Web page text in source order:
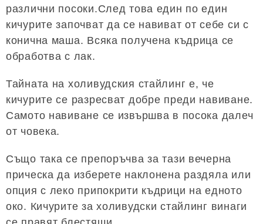
различни посоки.След това един по един
кичурите започват да се навиват от себе си с
конична маша. Всяка получена къдрица се
обработва с лак.
Тайната на холивудския стайлинг е, че
кичурите се разресват добре преди навиване.
Самото навиване се извършва в посока далеч
от човека.
Също така се препоръчва за тази вечерна
прическа да изберете наклонена раздяла или
опция с леко припокрити къдрици на едното
око. Кичурите за холивудски стайлинг винаги